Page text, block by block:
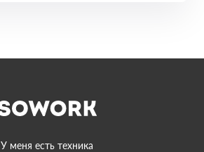
У меня есть техника